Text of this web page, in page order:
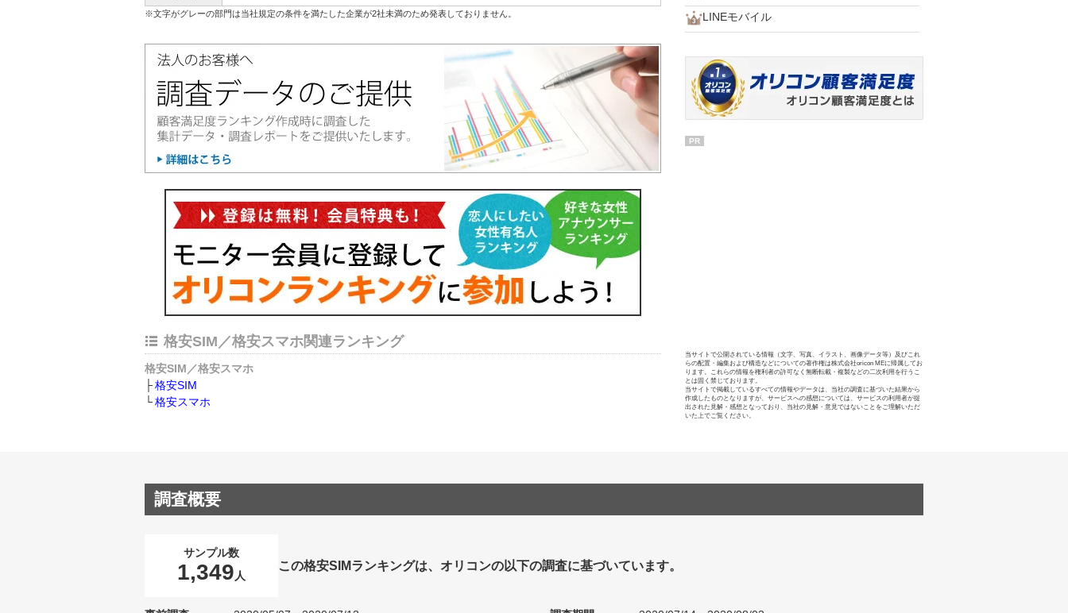
※文字がグレーの部門は当社規定の条件を満たした企業が2社未満のため発表しておりません。
格安SIM／格安スマホ関連ランキング
格安SIM／格安スマホ
格安SIM
格安スマホ
LINEモバイル
PR
当サイトで公開されている情報（文字、写真、イラスト、画像データ等）及びこれ
らの配置・編集および構造などについての著作権は株式会社oricon MEに帰属してお
ります。これらの情報を権利者の許可なく無断転載・複製などの二次利用を行うこ
とは固く禁じております。
当サイトで掲載しているすべての情報やデータは、当社の調査に基づいた結果から
作成したものとなりますが、サービスへの感想については、サービスの利用者が提
出された見解・感想となっており、当社の見解・意見ではないことをご理解いただ
いた上でご覧ください。
調査概要
サンプル数
1,349 人
この格安SIMランキングは、オリコンの以下の調査に基づいています。